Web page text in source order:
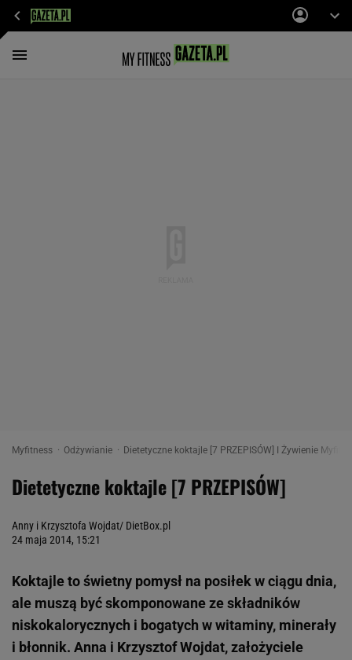
Myfitness Odżywianie Dietetyczne koktajle [7 PRZEPISÓW] I Żywienie
Dietetyczne koktajle [7 PRZEPISÓW]
Anny i Krzysztofa Wojdat/ DietBox.pl
24 maja 2014, 15:21
Koktajle to świetny pomysł na posiłek w ciągu dnia,
ale muszą być skomponowane ze składników
niskokalorycznych i bogatych w witaminy, minerały
i błonnik. Anna i Krzysztof Wojdat, założyciele